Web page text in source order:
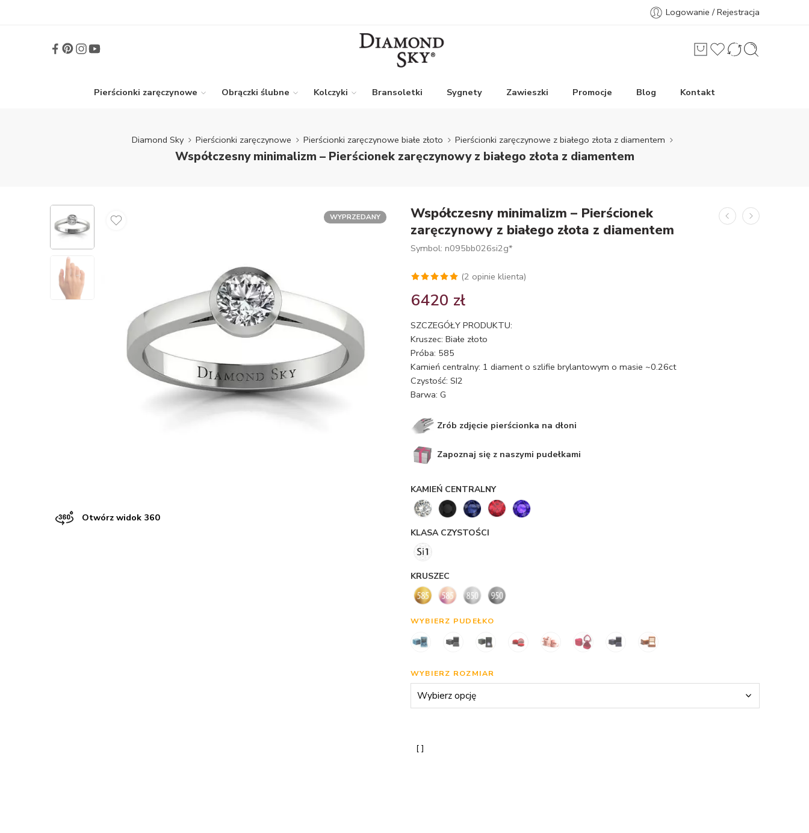
Logowanie / Rejestracja
Pierścionki zaręczynowe Obrączki ślubne Kolczyki Bransoletki Sygnety Zawieszki Promocje Blog Kontakt
Diamond Sky Pierścionki zaręczynowe Pierścionki zaręczynowe białe złoto Pierścionki zaręczynowe z białego złota z diamentem
Współczesny minimalizm – Pierścionek zaręczynowy z białego złota z diamentem
WYPRZEDANY
Otwórz widok 360
Współczesny minimalizm – Pierścionek
zaręczynowy z białego złota z diamentem
Symbol: n095bb026si2g*
5.00na 5
ocen
klientów
(2 opinie klienta)
6420 zł
SZCZEGÓŁY PRODUKTU:
Kruszec: Białe złoto
Próba: 585
Kamień centralny: 1 diament o szlifie brylantowym o masie ~0.26ct
Czystość: SI2
Barwa: G
Zrób zdjęcie pierścionka na dłoni
Zapoznaj się z naszymi pudełkami
KAMIEŃ CENTRALNY
KLASA CZYSTOŚCI
KRUSZEC
WYBIERZ PUDEŁKO
WYBIERZ ROZMIAR